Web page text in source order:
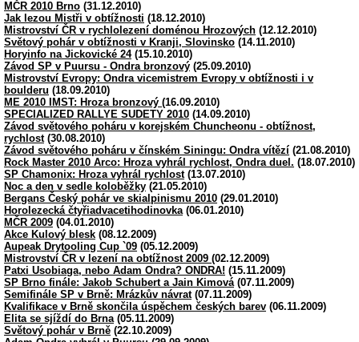
MČR 2010 Brno (31.12.2010)
Jak lezou Mistři v obtížnosti (18.12.2010)
Mistrovství ČR v rychlolezení doménou Hrozových (12.12.2010)
Světový pohár v obtížnosti v Kranji, Slovinsko (14.11.2010)
Horyinfo na Jickovické 24(15.10.2010)
Závod SP v Puursu - Ondra bronzový (25.09.2010)
Mistrovství Evropy: Ondra vicemistrem Evropy v obtížnosti i v
boulderu (18.09.2010)
ME 2010 IMST: Hroza bronzový (16.09.2010)
SPECIALIZED RALLYE SUDETY 2010 (14.09.2010)
Závod světového poháru v korejském Chuncheonu - obtížnost,
rychlost(30.08.2010)
Závod světového poháru v čínském Siningu: Ondra vítězí (21.08.2010)
Rock Master 2010 Arco: Hroza vyhrál rychlost, Ondra duel. (18.07.2010)
SP Chamonix: Hroza vyhrál rychlost(13.07.2010)
Noc a den v sedle koloběžky (21.05.2010)
Bergans Český pohár ve skialpinismu 2010 (29.01.2010)
Horolezecká čtyřiadvacetihodinovka(06.01.2010)
MČR 2009 (04.01.2010)
Akce Kulový blesk (08.12.2009)
Aupeak Drytooling Cup `09 (05.12.2009)
Mistrovství ČR v lezení na obtížnost 2009 (02.12.2009)
Patxi Usobiaga, nebo Adam Ondra? ONDRA! (15.11.2009)
SP Brno finále: Jakob Schubert a Jain Kimová(07.11.2009)
Semifinále SP v Brně: Mrázkův návrat(07.11.2009)
Kvalifikace v Brně skončila úspěchem českých barev (06.11.2009)
Elita se sjíždí do Brna(05.11.2009)
Světový pohár v Brně (22.10.2009)